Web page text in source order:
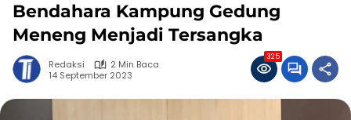
Bendahara Kampung Gedung
Meneng Menjadi Tersangka
Redaksi
2 Min Baca
14 September 2023
325